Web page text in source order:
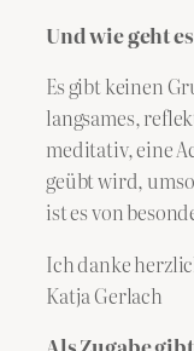
Und wie geht
Es gibt keinen
langsames,
meditativ, eine
geübt wird,
ist es von
​Ich danke
Katja Gerlach